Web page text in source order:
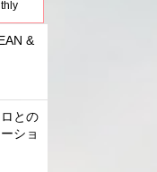
&
との
ショ